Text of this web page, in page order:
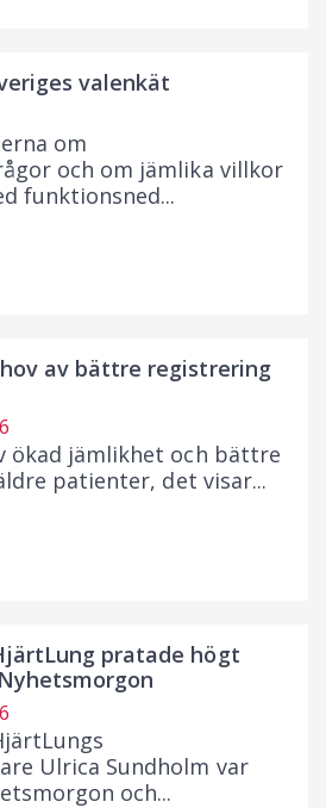
valenkät
om
och om jämlika villkor
funktionsned...
av bättre registrering
ökad jämlikhet och bättre
patienter, det visar...
pratade högt
Ulrica Sundholm var
och...